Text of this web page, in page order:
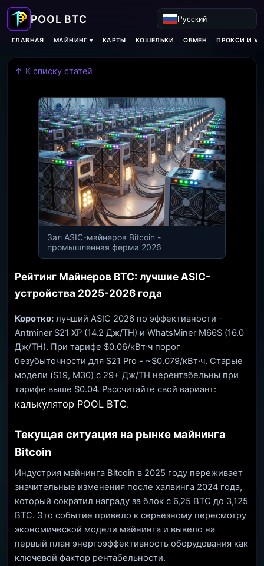
Русский
ГЛАВНАЯ МАЙНИНГ ▾ КАРТЫ КОШЕЛЬКИ ОБМЕН ПРОКСИ И
↑ К списку статей
Зал ASIC-майнеров Bitcoin -
промышленная ферма 2026
Рейтинг Майнеров BTC: лучшие ASIC-
устройства 2025-2026 года
Коротко: лучший ASIC 2026 по эффективности -
Antminer S21 XP (14.2 Дж/TH) и WhatsMiner M66S (16.0
Дж/TH). При тарифе $0.06/кВт·ч порог
безубыточности для S21 Pro - ~$0.079/кВт·ч. Старые
модели (S19, M30) с 29+ Дж/TH нерентабельны при
тарифе выше $0.04. Рассчитайте свой вариант:
калькулятор POOL BTC.
Текущая ситуация на рынке майнинга
Bitcoin
Индустрия майнинга Bitcoin в 2025 году переживает
значительные изменения после халвинга 2024 года,
который сократил награду за блок с 6,25 BTC до 3,125
BTC. Это событие привело к серьезному пересмотру
экономической модели майнинга и вывело на
первый план энергоэффективность оборудования как
ключевой фактор рентабельности.